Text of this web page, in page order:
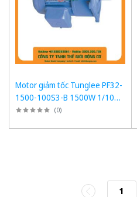
Motor giảm tốc Tunglee PF32-
1500-100S3-B 1500W 1/100
~14-15rpm Mặt bích
(0)